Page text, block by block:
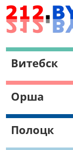
Витебск
Орша
Полоцк